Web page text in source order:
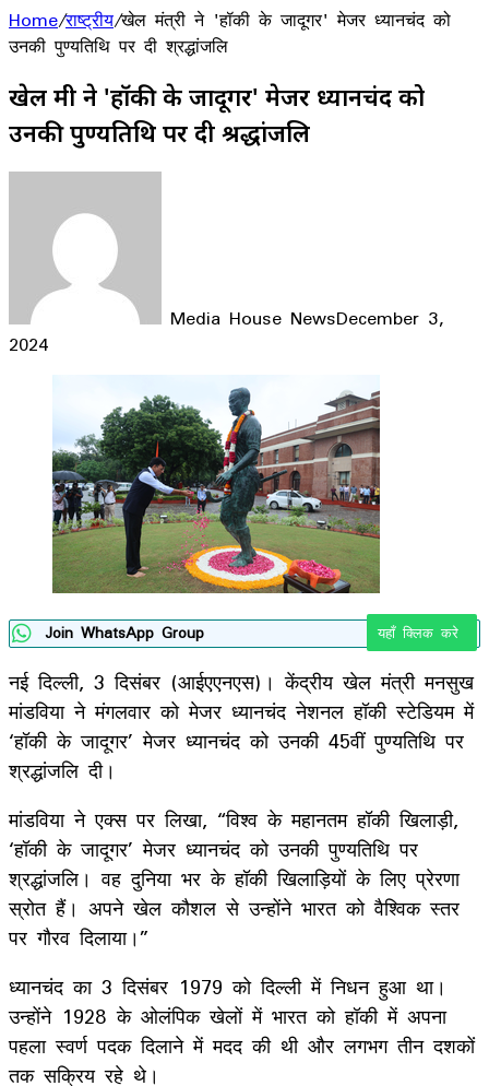
Home/राष्ट्रीय/खेल मंत्री ने 'हॉकी के जादूगर' मेजर ध्यानचंद को
उनकी पुण्यतिथि पर दी श्रद्धांजलि
खेल मंत्री ने 'हॉकी के जादूगर' मेजर ध्यानचंद को
उनकी पुण्यतिथि पर दी श्रद्धांजलि
Media House NewsDecember 3,
2024
Facebook
LinkedIn
WhatsApp
Telegram
Join WhatsApp Group यहाँ क्लिक करे
नई दिल्ली, 3 दिसंबर (आईएएनएस)। केंद्रीय खेल मंत्री मनसुख
मांडविया ने मंगलवार को मेजर ध्यानचंद नेशनल हॉकी स्टेडियम में
‘हॉकी के जादूगर’ मेजर ध्यानचंद को उनकी 45वीं पुण्यतिथि पर
श्रद्धांजलि दी।
मांडविया ने एक्स पर लिखा, “विश्व के महानतम हॉकी खिलाड़ी,
‘हॉकी के जादूगर’ मेजर ध्यानचंद को उनकी पुण्यतिथि पर
श्रद्धांजलि। वह दुनिया भर के हॉकी खिलाड़ियों के लिए प्रेरणा
स्रोत हैं। अपने खेल कौशल से उन्होंने भारत को वैश्विक स्तर
पर गौरव दिलाया।”
ध्यानचंद का 3 दिसंबर 1979 को दिल्ली में निधन हुआ था।
उन्होंने 1928 के ओलंपिक खेलों में भारत को हॉकी में अपना
पहला स्वर्ण पदक दिलाने में मदद की थी और लगभग तीन दशकों
तक सक्रिय रहे थे।